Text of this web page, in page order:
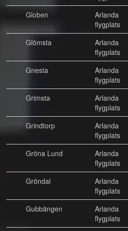
Globen
Arlanda
flygplats
Glömsta
Arlanda
flygplats
Gnesta
Arlanda
flygplats
Grimsta
Arlanda
flygplats
Grindtorp
Arlanda
flygplats
Gröna Lund
Arlanda
flygplats
Gröndal
Arlanda
flygplats
Gubbängen
Arlanda
flygplats